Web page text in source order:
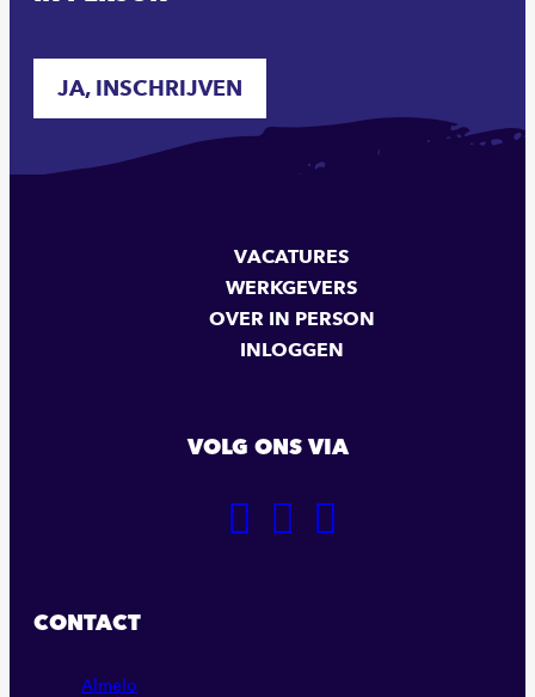
JA, INSCHRIJVEN
VACATURES
WERKGEVERS
OVER IN PERSON
INLOGGEN
VOLG ONS VIA
GA
GA
CONTACT
Almelo